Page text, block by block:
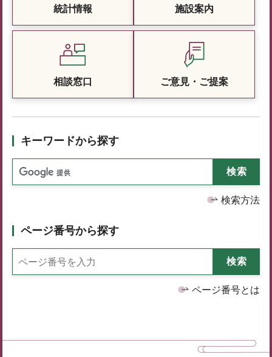
統計情報 施設案内
相談窓口 ご意見・ご提案
キーワードから探す
検索方法
ページ番号から探す
ページ番号とは